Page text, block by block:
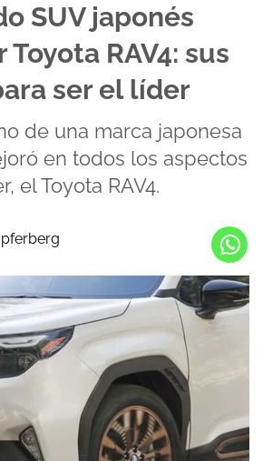
SUV japonés
RAV4: sus
ser el líder
de una marca japonesa
en todos los aspectos
el Toyota RAV4.